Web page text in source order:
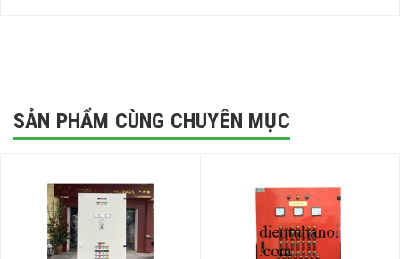
SẢN PHẨM CÙNG CHUYÊN MỤC